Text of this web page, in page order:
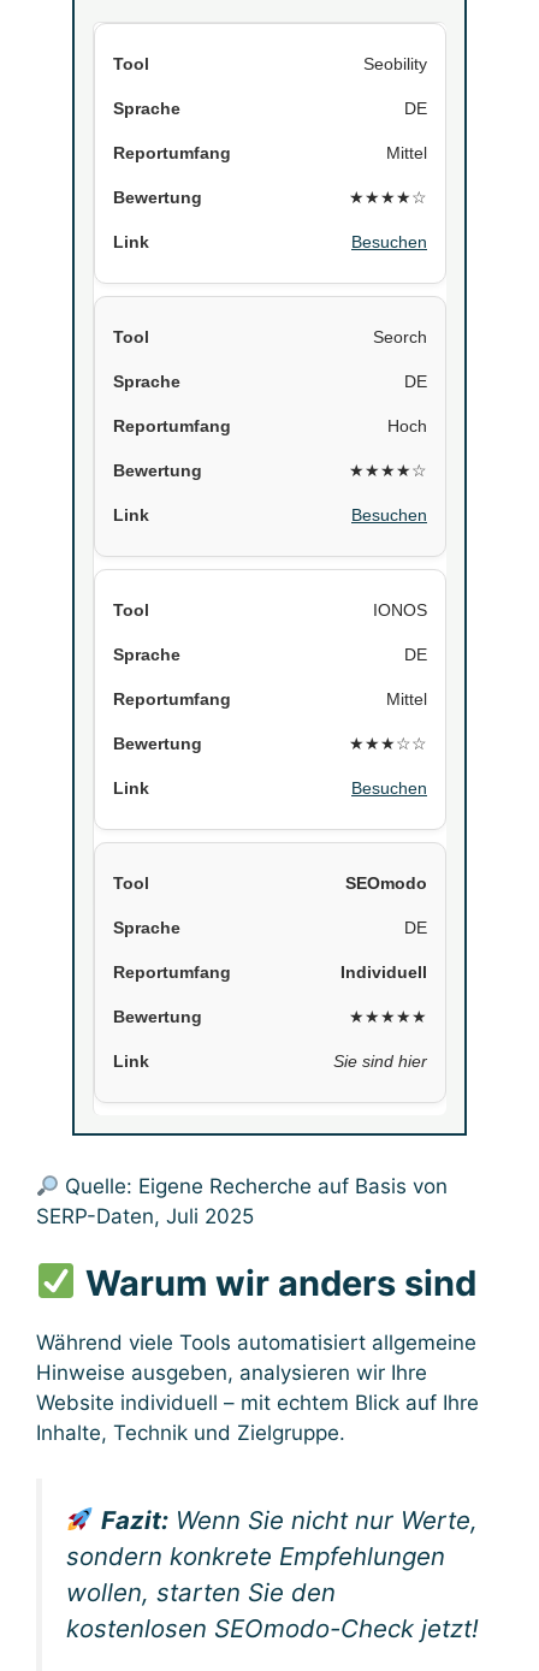
Seobility
DE
Mittel
★★★★☆
Besuchen
Seorch
DE
Hoch
★★★★☆
Besuchen
IONOS
DE
Mittel
★★★☆☆
Besuchen
SEOmodo
DE
Individuell
★★★★★
Sie sind hier
Quelle: Eigene Recherche auf Basis von
SERP-Daten, Juli 2025
Warum wir anders sind
Während viele Tools automatisiert allgemeine
Hinweise ausgeben, analysieren wir Ihre
Website individuell – mit echtem Blick auf Ihre
Inhalte, Technik und Zielgruppe.
Fazit: Wenn Sie nicht nur Werte,
sondern konkrete Empfehlungen
wollen, starten Sie den
kostenlosen SEOmodo-Check jetzt!